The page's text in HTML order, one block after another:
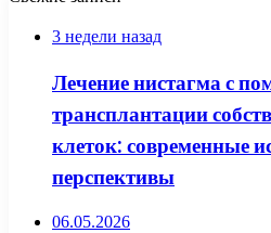
3 недели назад
Лечение нистагма с
трансплантации
клеток: современные
перспективы
06.05.2026